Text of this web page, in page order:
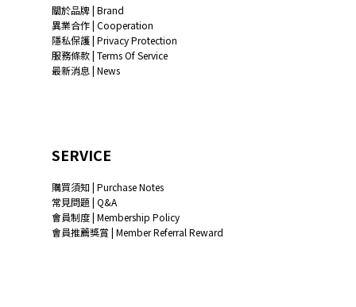
關於品牌 | Brand
異業合作 | Cooperation
隱私保護 | Privacy Protection
服務條款 | Terms Of Service
最新消息 | News
SERVICE
購買須知 | Purchase Notes
常見問題 | Q&A
會員制度 | Membership Policy
會員推薦獎賞 | Member Referral Reward